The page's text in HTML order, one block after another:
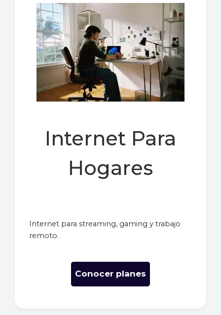
Internet Para
Hogares
Internet para streaming, gaming y trabajo
remoto.
Conocer planes